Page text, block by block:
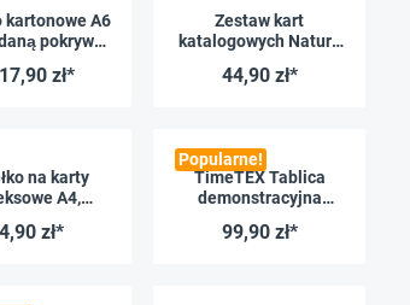
kartonowe A6
pokrywą,
17,90 zł*
Zestaw kart
katalogowych Natura
otwierany pod kątem,
44,90 zł*
na karty
A4,
pokrywką,
zł*
Popularne!
TimeTEX Tablica
demonstracyjna
magnetyczna, 2 szt.
99,90 zł*